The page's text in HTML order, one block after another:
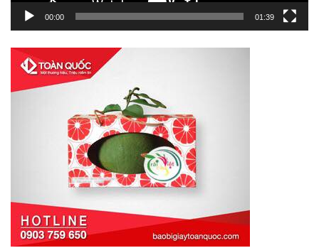
00:00 01:39